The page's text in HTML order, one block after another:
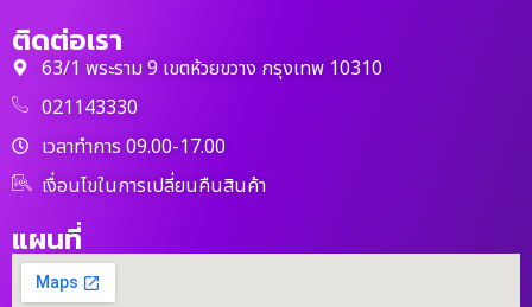
ติดต่อเรา
63/1 พระราม 9 เขตห้วยขวาง กรุงเทพ 10310
021143330
เวลาทำการ 09.00-17.00
เงื่อนไขในการเปลี่ยนคืนสินค้า
แผนที่